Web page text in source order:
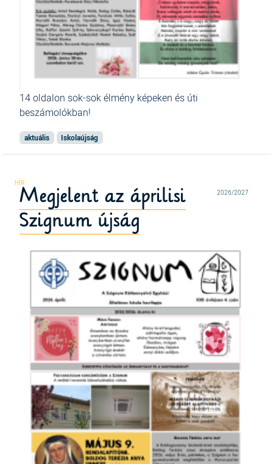
14 oldalon sok-sok élmény képeken és úti
beszámolókban!
aktuális Iskolaújság
2026/2027
Megjelent az áprilisi
Szignum újság